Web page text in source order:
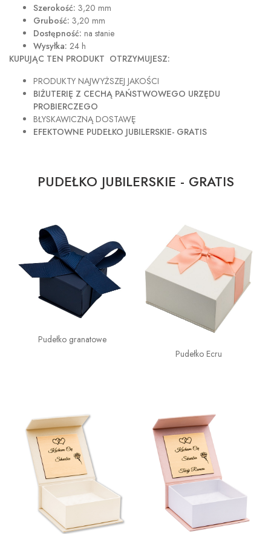
Szerokość: 3,20 mm
Grubość: 3,20 mm
Dostępność: na stanie
Wysyłka: 24 h
KUPUJĄC TEN PRODUKT OTRZYMUJESZ:
PRODUKTY NAJWYŻSZEJ JAKOŚCI
BIŻUTERIĘ Z CECHĄ PAŃSTWOWEGO URZĘDU
PROBIERCZEGO
BŁYSKAWICZNĄ DOSTAWĘ
EFEKTOWNE PUDEŁKO JUBILERSKIE- GRATIS
PUDEŁKO JUBILERSKIE - GRATIS
Pudełko granatowe
Pudełko Ecru